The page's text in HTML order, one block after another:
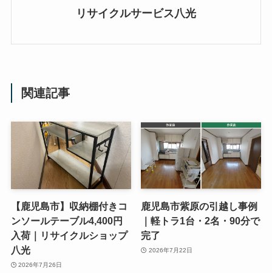
リサイクルサービス八光
関連記事
【鹿児島市】収納棚付きコ
ンソールテーブル4,400円
入荷｜リサイクルショップ
八光
2026年7月26日
鹿児島市紫原の引越し事例
｜軽トラ1台・2名・90分で
完了
2026年7月22日